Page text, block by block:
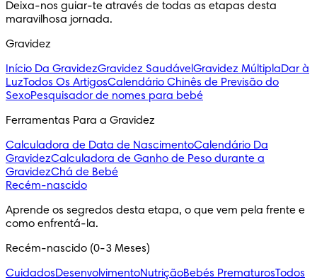
Deixa-nos guiar-te através de todas as etapas desta
maravilhosa jornada.
Gravidez
Início Da GravidezGravidez SaudávelGravidez MúltiplaDar à
LuzTodos Os ArtigosCalendário Chinês de Previsão do
SexoPesquisador de nomes para bebé
Ferramentas Para a Gravidez
Calculadora de Data de NascimentoCalendário Da
GravidezCalculadora de Ganho de Peso durante a
GravidezChá de Bebé
Recém-nascido
Aprende os segredos desta etapa, o que vem pela frente e
como enfrentá-la.
Recém-nascido (0-3 Meses)
CuidadosDesenvolvimentoNutriçãoBebés PrematurosTodos